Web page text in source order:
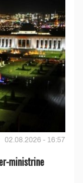
02.08.2026 - 16:57
ministrine